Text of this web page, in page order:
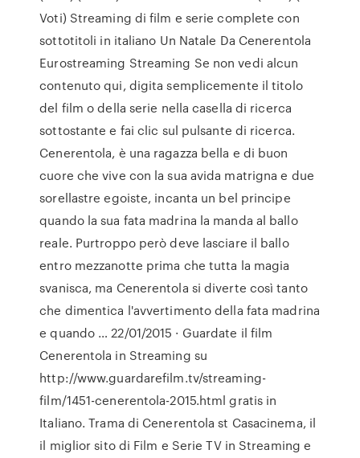
Voti) Streaming di film e serie complete con
sottotitoli in italiano Un Natale Da Cenerentola
Eurostreaming Streaming Se non vedi alcun
contenuto qui, digita semplicemente il titolo
del film o della serie nella casella di ricerca
sottostante e fai clic sul pulsante di ricerca.
Cenerentola, è una ragazza bella e di buon
cuore che vive con la sua avida matrigna e due
sorellastre egoiste, incanta un bel principe
quando la sua fata madrina la manda al ballo
reale. Purtroppo però deve lasciare il ballo
entro mezzanotte prima che tutta la magia
svanisca, ma Cenerentola si diverte così tanto
che dimentica l'avvertimento della fata madrina
e quando … 22/01/2015 · Guardate il film
Cenerentola in Streaming su
http://www.guardarefilm.tv/streaming-
film/1451-cenerentola-2015.html gratis in
Italiano. Trama di Cenerentola st Casacinema, il
il miglior sito di Film e Serie TV in Streaming e